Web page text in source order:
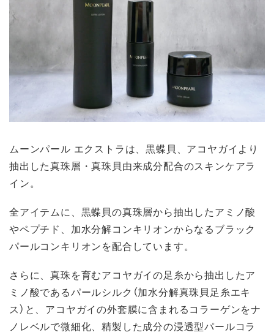
ムーンパール エクストラは、黒蝶貝、アコヤガイより
抽出した真珠層・真珠貝由来成分配合のスキンケアラ
イン。
全アイテムに、黒蝶貝の真珠層から抽出したアミノ酸
やペプチド、加水分解コンキリオンからなるブラック
パールコンキリオンを配合しています。
さらに、真珠を育むアコヤガイの足糸から抽出したア
ミノ酸であるパールシルク（加水分解真珠貝足糸エキ
ス）と、アコヤガイの外套膜に含まれるコラーゲンをナ
ノレベルで微細化、精製した成分の浸透型パールコラ